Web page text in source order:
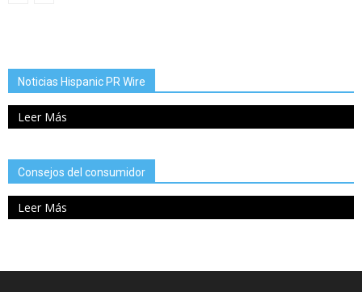
Noticias Hispanic PR Wire
Leer Más
Consejos del consumidor
Leer Más